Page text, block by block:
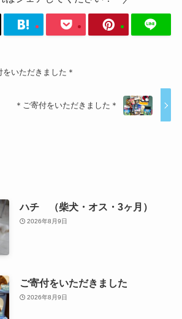
をいただきました＊
＊ご寄付をいただきました＊
ハチ （柴犬・オス・3ヶ月）
2026年8月9日
ご寄付をいただきました
2026年8月9日